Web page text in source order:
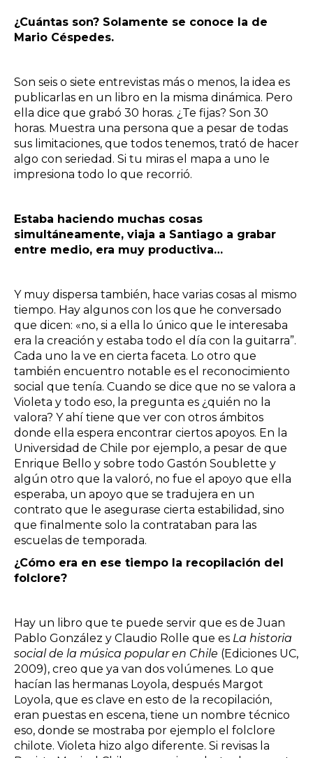
¿Cuántas son? Solamente se conoce la de
Mario Céspedes.
Son seis o siete entrevistas más o menos, la idea es
publicarlas en un libro en la misma dinámica. Pero
ella dice que grabó 30 horas. ¿Te fijas? Son 30
horas. Muestra una persona que a pesar de todas
sus limitaciones, que todos tenemos, trató de hacer
algo con seriedad. Si tu miras el mapa a uno le
impresiona todo lo que recorrió.
Estaba haciendo muchas cosas
simultáneamente, viaja a Santiago a grabar
entre medio, era muy productiva…
Y muy dispersa también, hace varias cosas al mismo
tiempo. Hay algunos con los que he conversado
que dicen: «no, si a ella lo único que le interesaba
era la creación y estaba todo el día con la guitarra”.
Cada uno la ve en cierta faceta. Lo otro que
también encuentro notable es el reconocimiento
social que tenía. Cuando se dice que no se valora a
Violeta y todo eso, la pregunta es ¿quién no la
valora? Y ahí tiene que ver con otros ámbitos
donde ella espera encontrar ciertos apoyos. En la
Universidad de Chile por ejemplo, a pesar de que
Enrique Bello y sobre todo Gastón Soublette y
algún otro que la valoró, no fue el apoyo que ella
esperaba, un apoyo que se tradujera en un
contrato que le asegurase cierta estabilidad, sino
que finalmente solo la contrataban para las
escuelas de temporada.
¿Cómo era en ese tiempo la recopilación del
folclore?
Hay un libro que te puede servir que es de Juan
Pablo González y Claudio Rolle que es La historia
social de la música popular en Chile (Ediciones UC,
2009), creo que ya van dos volúmenes. Lo que
hacían las hermanas Loyola, después Margot
Loyola, que es clave en esto de la recopilación,
eran puestas en escena, tiene un nombre técnico
eso, donde se mostraba por ejemplo el folclore
chilote. Violeta hizo algo diferente. Si revisas la